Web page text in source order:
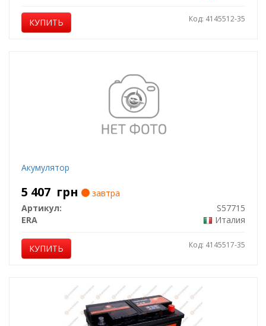
КУПИТЬ Код: 4145512-35
Акумулятор
5 407 грн
завтра
Артикул:
S57715
ERA
Италия
КУПИТЬ Код: 4145517-35